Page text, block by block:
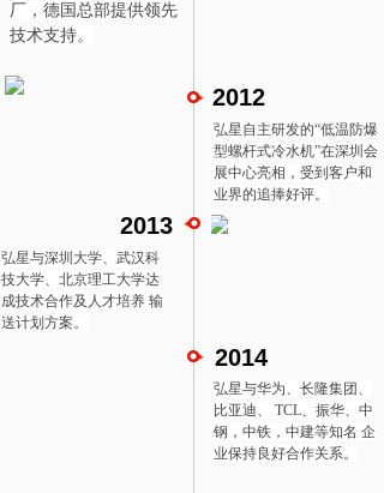
2014
2012
弘星自主研发的“低温防爆
型螺杆式冷水机”在深圳会
展中心亮相，受到客户和
业界的追捧好评。
厂，德国总部提供领先
技术支持。
2013
弘星与深圳大学、武汉科
技大学、北京理工大学达
成技术合作及人才培养 输
送计划方案。
弘星与华为、长隆集团、
比亚迪、 TCL、振华、中
钢，中铁，中建等知名 企
业保持良好合作关系。